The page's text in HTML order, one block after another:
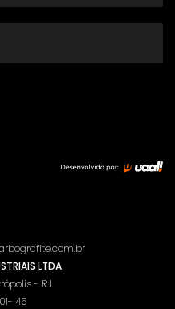
LTDA
- RJ
46